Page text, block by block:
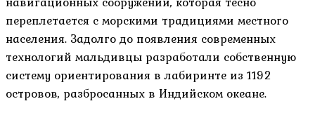
переплетается с морскими традициями местного
населения. Задолго до появления современных
технологий мальдивцы разработали собственную
систему ориентирования в лабиринте из 1192
островов, разбросанных в Индийском океане.